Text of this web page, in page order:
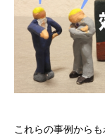
これらの事例から